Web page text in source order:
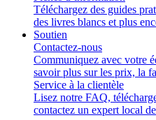
Téléchargez des guides
des livres blancs et plus
Soutien
Contactez-nous
Communiquez avec votre
savoir plus sur les prix, la
Service à la clientèle
Lisez notre FAQ,
contactez un expert local